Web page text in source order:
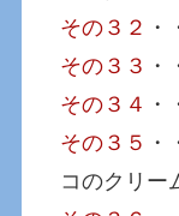
その３２
その３３
その３４
その３５
コのクリー